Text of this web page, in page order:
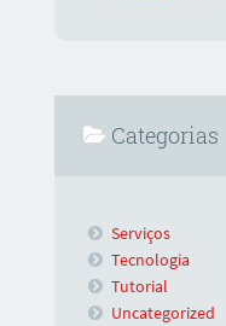
Categorias
Serviços
Tecnologia
Tutorial
Uncategorized